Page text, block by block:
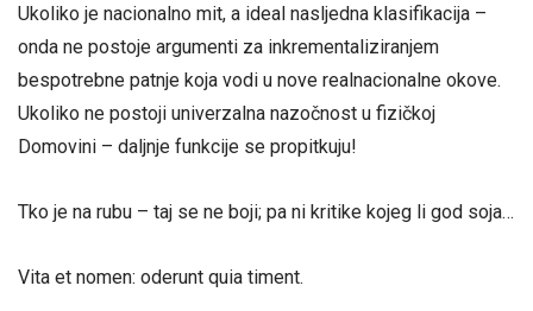
Ukoliko je nacionalno mit, a ideal nasljedna klasifikacija –
onda ne postoje argumenti za inkrementaliziranjem
bespotrebne patnje koja vodi u nove realnacionalne okove.
Ukoliko ne postoji univerzalna nazočnost u fizičkoj
Domovini – daljnje funkcije se propitkuju!
Tko je na rubu – taj se ne boji; pa ni kritike kojeg li god soja…
Vita et nomen: oderunt quia timent.